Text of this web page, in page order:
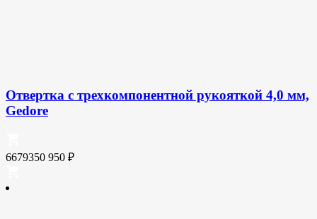
Отвертка с трехкомпонентной рукояткой 4,0 мм,
Gedore
6679350 950 ₽